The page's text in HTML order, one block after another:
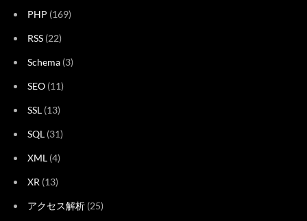
PHP (169)
RSS (22)
Schema (3)
SEO (11)
SSL (13)
SQL (31)
XML (4)
XR (13)
アクセス解析 (25)